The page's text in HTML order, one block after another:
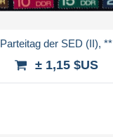
Parteitag der SED (II), **
± 1,15 $US